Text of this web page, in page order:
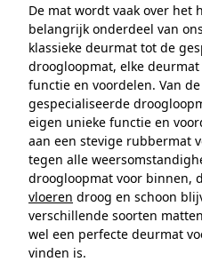
De mat wordt vaak over het
belangrijk onderdeel van
klassieke deurmat tot de
droogloopmat, elke
functie en voordelen. Van
gespecialiseerde
eigen unieke functie en
aan een stevige rubbermat
tegen alle
droogloopmat voor binnen,
vloeren droog en schoon
verschillende soorten
wel een perfecte deurmat
vinden is.